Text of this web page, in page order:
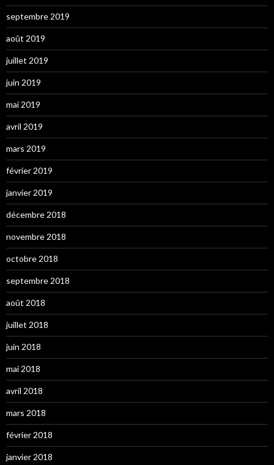
septembre 2019
août 2019
juillet 2019
juin 2019
mai 2019
avril 2019
mars 2019
février 2019
janvier 2019
décembre 2018
novembre 2018
octobre 2018
septembre 2018
août 2018
juillet 2018
juin 2018
mai 2018
avril 2018
mars 2018
février 2018
janvier 2018